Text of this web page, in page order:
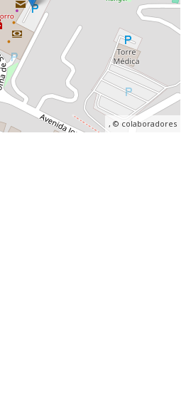
, © colaboradores